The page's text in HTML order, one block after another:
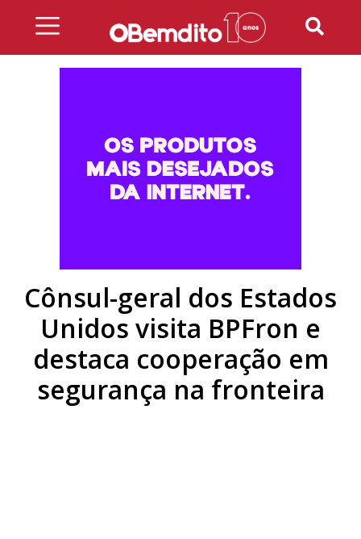
Cônsul-geral dos Estados
Unidos visita BPFron e
destaca cooperação em
segurança na fronteira